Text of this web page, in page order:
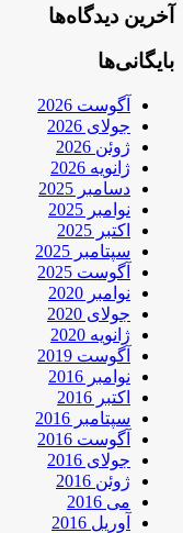
آخرین دیدگاه‌ها
بایگانی‌ها
آگوست 2026
جولای 2026
ژوئن 2026
ژانویه 2026
دسامبر 2025
نوامبر 2025
اکتبر 2025
سپتامبر 2025
آگوست 2025
نوامبر 2020
جولای 2020
ژانویه 2020
آگوست 2019
نوامبر 2016
اکتبر 2016
سپتامبر 2016
آگوست 2016
جولای 2016
ژوئن 2016
می 2016
آوریل 2016